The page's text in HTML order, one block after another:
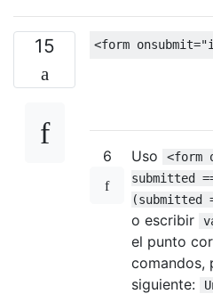
15 <form onsubmit=
6 Uso
<form
submitted
o escribir
el punto
comandos,
siguiente: